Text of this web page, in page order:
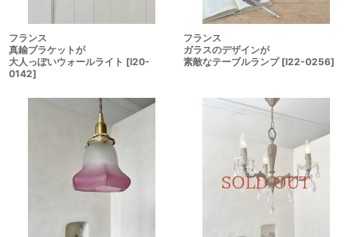
フランス
真鍮ブラケットが
大人っぽいウォールライト [I20-
0142]
フランス
ガラスのデザインが
素敵なテーブルランプ [I22-0256]